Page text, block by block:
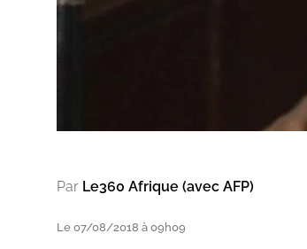
Par Le360 Afrique (avec AFP)
Le 07/08/2018 à 09h09